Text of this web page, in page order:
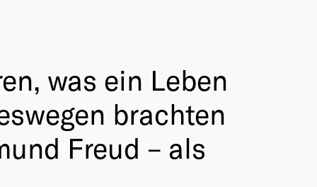
was ein Leben
brachten
Freud – als